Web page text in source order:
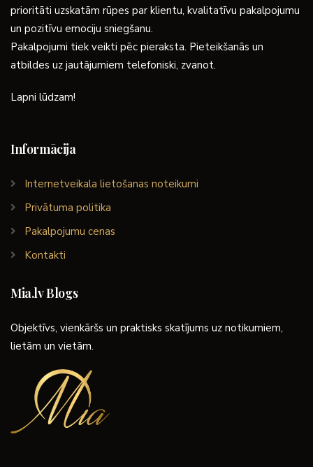
prioritāti uzskatām rūpes par klientu, kvalitatīvu pakalpojumu
un pozitīvu emociju sniegšanu.
Pakalpojumi tiek veikti pēc pieraksta. Pieteikšanās un
atbildes uz jautājumiem telefoniski, zvanot.
Lapni lūdzam!
Informācija
Internetveikala lietošanas noteikumi
Privātuma politika
Pakalpojumu cenas
Kontakti
Mia.lv Blogs
Objektīvs, vienkāršs un praktisks skatījums uz notikumiem,
lietām un vietām.